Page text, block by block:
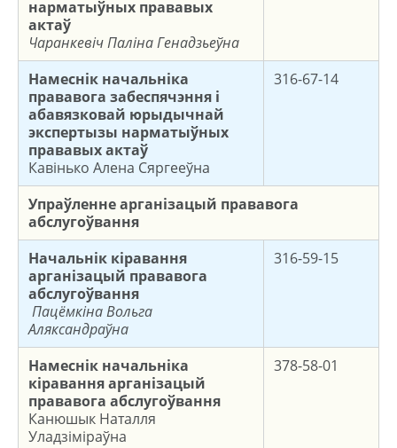
нарматыўных прававых
актаў
Чаранкевіч Паліна Генадзьеўна
Намеснік начальніка
прававога забеспячэння і
абавязковай юрыдычнай
экспертызы нарматыўных
прававых актаў
Кавінько Алена Сяргееўна
316-67-14
Упраўленне арганізацый прававога
абслугоўвання
Начальнік кіравання
арганізацый прававога
абслугоўвання
Пацёмкіна Вольга
Аляксандраўна
316-59-15
Намеснік начальніка
кіравання арганізацый
прававога абслугоўвання
Канюшык Наталля
Уладзіміраўна
378-58-01